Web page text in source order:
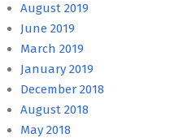
August 2019
June 2019
March 2019
January 2019
December 2018
August 2018
May 2018